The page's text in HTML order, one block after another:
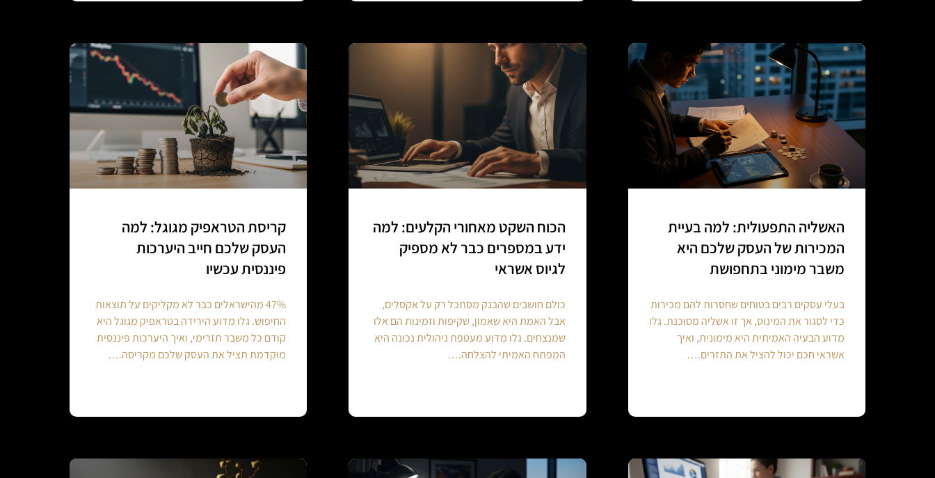
האשליה התפעולית: למה בעיית
המכירות של העסק שלכם היא
משבר מימוני בתחפושת
בעלי עסקים רבים בטוחים שחסרות להם מכירות
כדי לסגור את המינוס, אך זו אשליה מסוכנת. גלו
מדוע הבעיה האמיתית היא מימונית, ואיך
אשראי חכם יכול להציל את התזרים.…
הכוח השקט מאחורי הקלעים: למה
ידע במספרים כבר לא מספיק
לגיוס אשראי
כולם חושבים שהבנק מסתכל רק על אקסלים,
אבל האמת היא שאמון, שקיפות וזמינות הם אלו
שמנצחים. גלו מדוע מעטפת ניהולית נכונה היא
המפתח האמיתי להצלחה.…
קריסת הטראפיק מגוגל: למה
העסק שלכם חייב היערכות
פיננסית עכשיו
47% מהישראלים כבר לא מקליקים על תוצאות
החיפוש. גלו מדוע הירידה בטראפיק מגוגל היא
קודם כל משבר תזרימי, ואיך היערכות פיננסית
מוקדמת תציל את העסק שלכם מקריסה.…